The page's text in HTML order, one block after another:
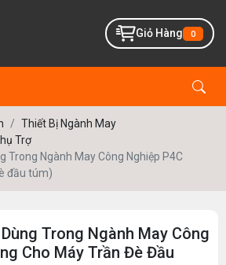
Giỏ Hàng 0
Thiết Bị Ngành May
Trợ
Trong Ngành May Công Nghiệp P4C
đầu túm)
Trong Ngành May Công
Cho Máy Trần Đè Đầu